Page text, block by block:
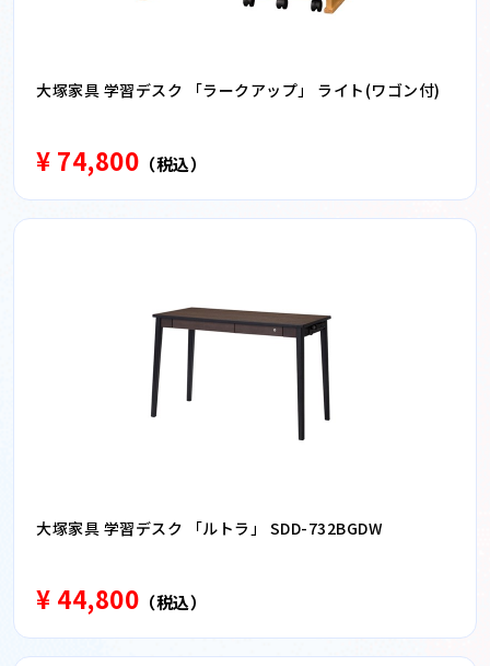
大塚家具 学習デスク 「ラークアップ」 ライト(ワゴン付)
¥ 74,800 （税込）
大塚家具 学習デスク 「ルトラ」 SDD-732BGDW
¥ 44,800 （税込）